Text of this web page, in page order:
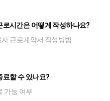
로시간은 어떻게 작성하나요?
근로계약서 작성방법
료할 수 있나요?
가능 여부